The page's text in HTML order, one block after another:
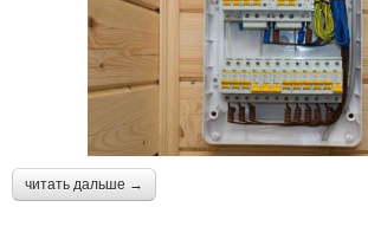
читать дальше →